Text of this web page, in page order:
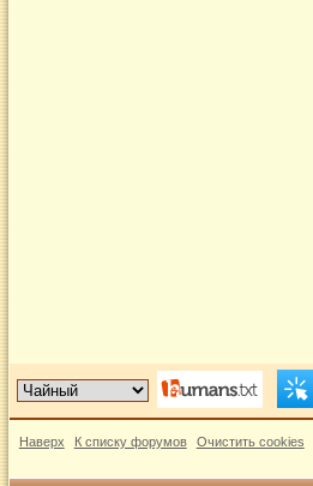
Наверх К списку форумов Очистить cookies